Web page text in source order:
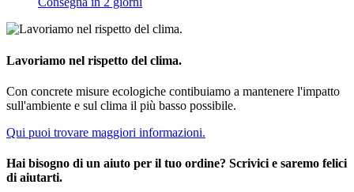
Lavoriamo nel rispetto del clima.
Con concrete misure ecologiche contibuiamo a mantenere l'impatto
sull'ambiente e sul clima il più basso possibile.
Qui puoi trovare maggiori informazioni.
Hai bisogno di un aiuto per il tuo ordine? Scrivici e saremo felici
di aiutarti.